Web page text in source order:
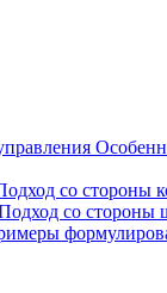
со стороны
со стороны